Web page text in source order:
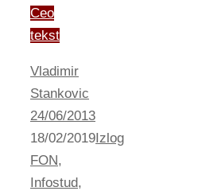
Ceo
tekst
Vladimir
Stankovic
24/06/2013
18/02/2019Izlog
FON,
Infostud,